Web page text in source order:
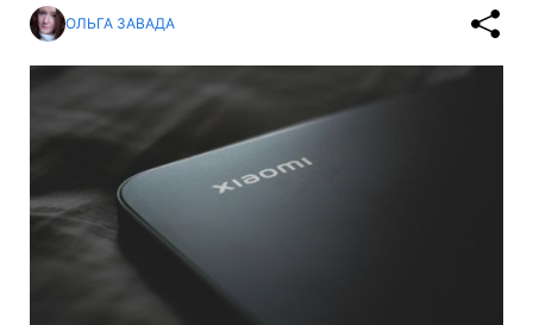
ОЛЬГА ЗАВАДА